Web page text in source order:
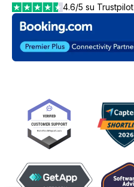
4.6/5 su Trustpilot